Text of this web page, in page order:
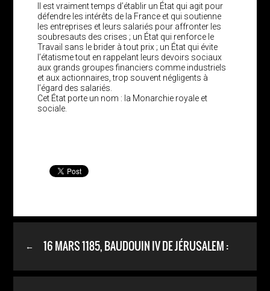
Il est vraiment temps d’établir un État qui agit pour
défendre les intérêts de la France et qui soutienne
les entreprises et leurs salariés pour affronter les
soubresauts des crises ; un État qui renforce le
Travail sans le brider à tout prix ; un État qui évite
l’étatisme tout en rappelant leurs devoirs sociaux
aux grands groupes financiers comme industriels
et aux actionnaires, trop souvent négligents à
l’égard des salariés.
Cet État porte un nom : la Monarchie royale et
sociale.
← 16 MARS 1185, BAUDOUIN IV DE JÉRUSALEM :